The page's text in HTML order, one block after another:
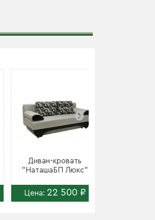
Диван-кровать
"НаташаБП Люкс"
Цена: 22 500 ₽